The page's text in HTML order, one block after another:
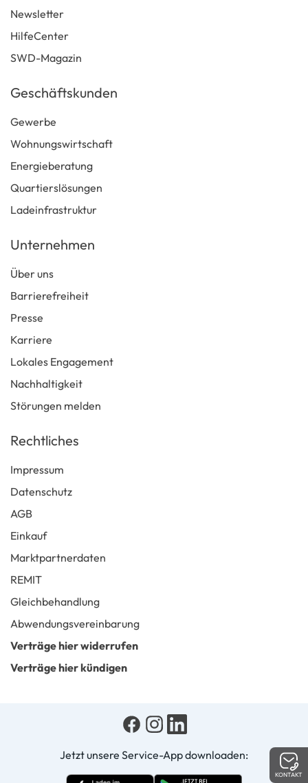
KONTAKT
Newsletter
HilfeCenter
SWD-Magazin
Geschäftskunden
Gewerbe
Wohnungswirtschaft
Energieberatung
Quartierslösungen
Ladeinfrastruktur
Unternehmen
Über uns
Barrierefreiheit
Presse
Karriere
Lokales Engagement
Nachhaltigkeit
Störungen melden
Rechtliches
Impressum
Datenschutz
AGB
Einkauf
Marktpartnerdaten
REMIT
Gleichbehandlung
Abwendungsvereinbarung
Verträge hier widerrufen
Verträge hier kündigen
Jetzt unsere Service-App downloaden: